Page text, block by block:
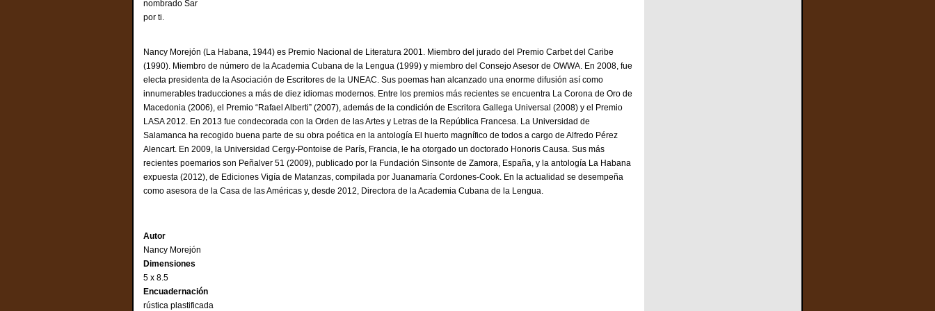
nombrado Sar
por ti.
Nancy Morejón (La Habana, 1944) es Premio Nacional de Literatura 2001. Miembro del jurado del Premio Carbet del Caribe
(1990). Miembro de número de la Academia Cubana de la Lengua (1999) y miembro del Consejo Asesor de OWWA. En 2008, fue
electa presidenta de la Asociación de Escritores de la UNEAC. Sus poemas han alcanzado una enorme difusión así como
innumerables traducciones a más de diez idiomas modernos. Entre los premios más recientes se encuentra La Corona de Oro de
Macedonia (2006), el Premio “Rafael Alberti” (2007), además de la condición de Escritora Gallega Universal (2008) y el Premio
LASA 2012. En 2013 fue condecorada con la Orden de las Artes y Letras de la República Francesa. La Universidad de
Salamanca ha recogido buena parte de su obra poética en la antología El huerto magnífico de todos a cargo de Alfredo Pérez
Alencart. En 2009, la Universidad Cergy-Pontoise de París, Francia, le ha otorgado un doctorado Honoris Causa. Sus más
recientes poemarios son Peñalver 51 (2009), publicado por la Fundación Sinsonte de Zamora, España, y la antología La Habana
expuesta (2012), de Ediciones Vigía de Matanzas, compilada por Juanamaría Cordones-Cook. En la actualidad se desempeña
como asesora de la Casa de las Américas y, desde 2012, Directora de la Academia Cubana de la Lengua.
Autor
Nancy Morejón
Dimensiones
5 x 8.5
Encuadernación
rústica plastificada